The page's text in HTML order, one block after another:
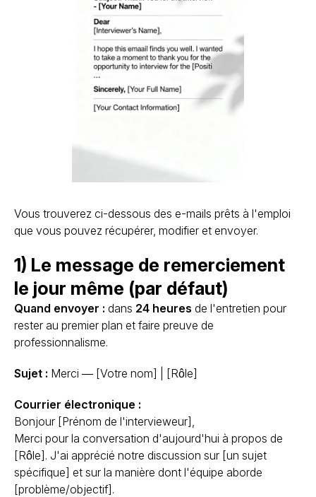
Vous trouverez ci-dessous des e-mails prêts à l'emploi
que vous pouvez récupérer, modifier et envoyer.
1) Le message de remerciement
le jour même (par défaut)
Quand envoyer : dans 24 heures de l'entretien pour
rester au premier plan et faire preuve de
professionnalisme.
Sujet : Merci — [Votre nom] | [Rôle]
Courrier électronique :
Bonjour [Prénom de l'intervieweur],
Merci pour la conversation d'aujourd'hui à propos de
[Rôle]. J'ai apprécié notre discussion sur [un sujet
spécifique] et sur la manière dont l'équipe aborde
[problème/objectif].